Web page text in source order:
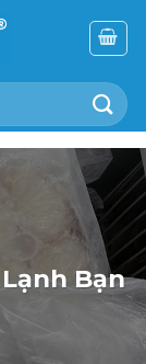
Bạn